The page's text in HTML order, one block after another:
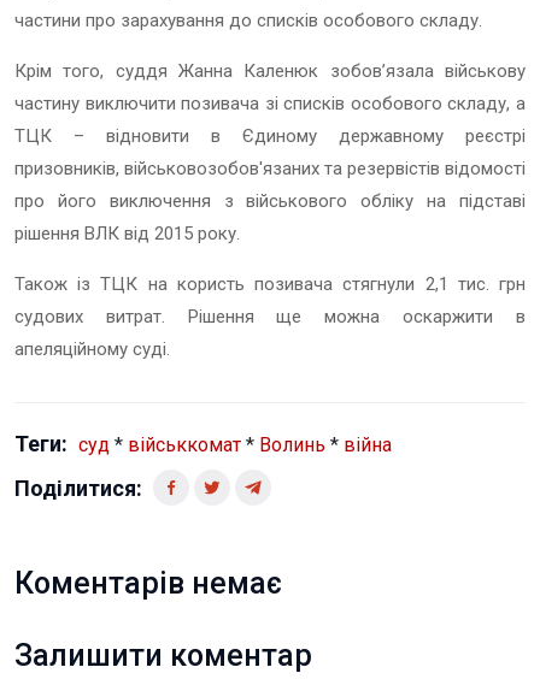
частини про зарахування до списків особового складу.
Крім того, суддя Жанна Каленюк зобовʼязала військову
частину виключити позивача зі списків особового складу, а
ТЦК – відновити в Єдиному державному реєстрі
призовників, військовозобов'язаних та резервістів відомості
про його виключення з військового обліку на підставі
рішення ВЛК від 2015 року.
Також із ТЦК на користь позивача стягнули 2,1 тис. грн
судових витрат. Рішення ще можна оскаржити в
апеляційному суді.
Теги: суд * військкомат * Волинь * війна
Поділитися:
Коментарів немає
Залишити коментар